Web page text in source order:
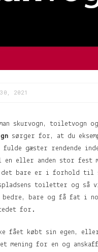
2021
skurvogn, toiletvogn
sørger for, at du
fulde gæster rendende
eller anden stor fest
det bare er i forhold til
toiletter og så
bedre, bare og få fat i
for.
fået købt sin egen,
for en og